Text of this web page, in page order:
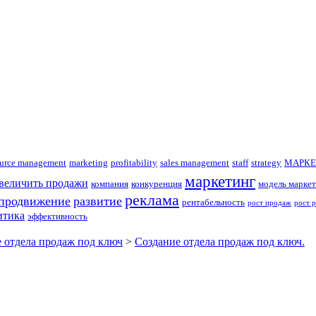
management marketing profitability sales management staff strategy
продажи компания конкуренция маркетинг модель
развитие реклама рентабельность рост продаж рост
эффективность
отдела продаж под ключ > Создание отдела продаж под ключ.